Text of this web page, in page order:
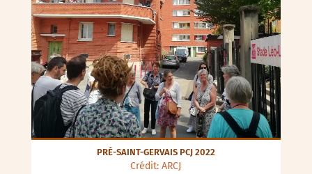
PRÉ-SAINT-GERVAIS PCJ 2022
Crédit: ARCJ